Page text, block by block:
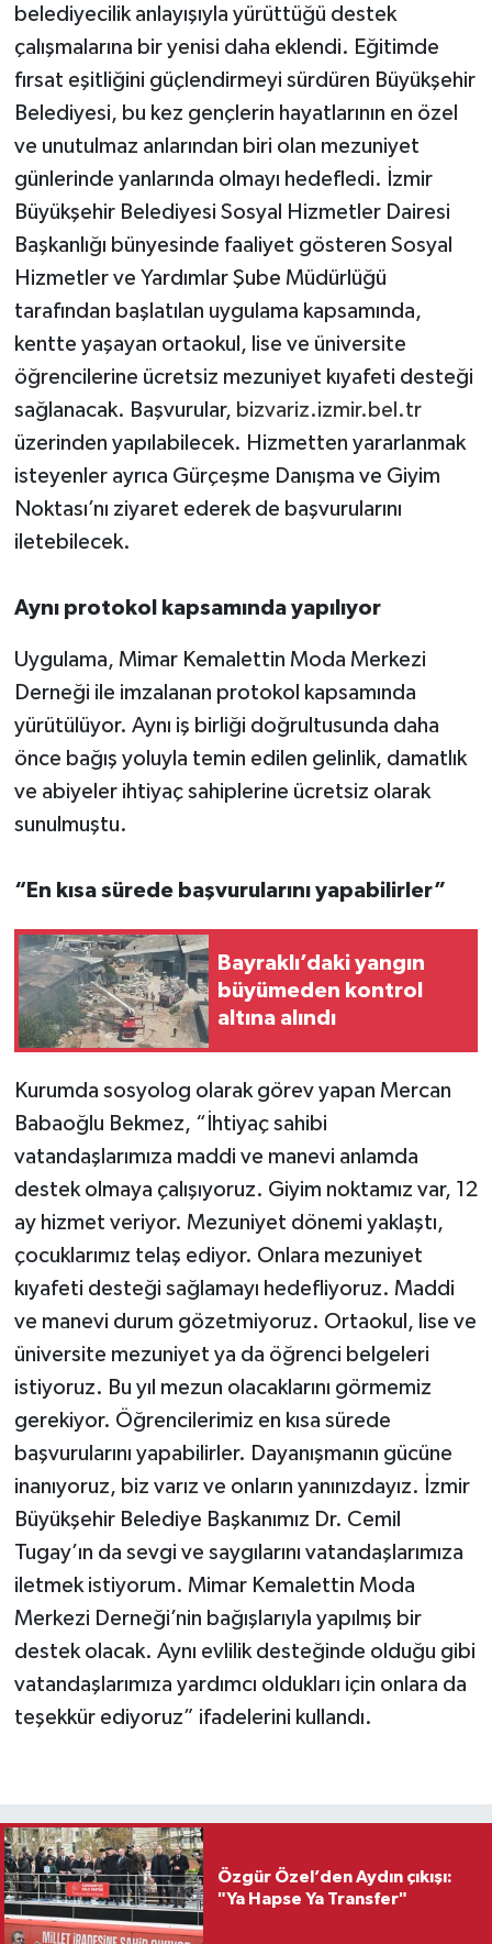
belediyecilik anlayışıyla yürüttüğü destek
çalışmalarına bir yenisi daha eklendi. Eğitimde
fırsat eşitliğini güçlendirmeyi sürdüren Büyükşehir
Belediyesi, bu kez gençlerin hayatlarının en özel
ve unutulmaz anlarından biri olan mezuniyet
günlerinde yanlarında olmayı hedefledi. İzmir
Büyükşehir Belediyesi Sosyal Hizmetler Dairesi
Başkanlığı bünyesinde faaliyet gösteren Sosyal
Hizmetler ve Yardımlar Şube Müdürlüğü
tarafından başlatılan uygulama kapsamında,
kentte yaşayan ortaokul, lise ve üniversite
öğrencilerine ücretsiz mezuniyet kıyafeti desteği
sağlanacak. Başvurular, bizvariz.izmir.bel.tr
üzerinden yapılabilecek. Hizmetten yararlanmak
isteyenler ayrıca Gürçeşme Danışma ve Giyim
Noktası’nı ziyaret ederek de başvurularını
iletebilecek.
Aynı protokol kapsamında yapılıyor
Uygulama, Mimar Kemalettin Moda Merkezi
Derneği ile imzalanan protokol kapsamında
yürütülüyor. Aynı iş birliği doğrultusunda daha
önce bağış yoluyla temin edilen gelinlik, damatlık
ve abiyeler ihtiyaç sahiplerine ücretsiz olarak
sunulmuştu.
“En kısa sürede başvurularını yapabilirler”
Bayraklı’daki yangın
büyümeden kontrol
altına alındı
Kurumda sosyolog olarak görev yapan Mercan
Babaoğlu Bekmez, “İhtiyaç sahibi
vatandaşlarımıza maddi ve manevi anlamda
destek olmaya çalışıyoruz. Giyim noktamız var, 12
ay hizmet veriyor. Mezuniyet dönemi yaklaştı,
çocuklarımız telaş ediyor. Onlara mezuniyet
kıyafeti desteği sağlamayı hedefliyoruz. Maddi
ve manevi durum gözetmiyoruz. Ortaokul, lise ve
üniversite mezuniyet ya da öğrenci belgeleri
istiyoruz. Bu yıl mezun olacaklarını görmemiz
gerekiyor. Öğrencilerimiz en kısa sürede
başvurularını yapabilirler. Dayanışmanın gücüne
inanıyoruz, biz varız ve onların yanınızdayız. İzmir
Büyükşehir Belediye Başkanımız Dr. Cemil
Tugay’ın da sevgi ve saygılarını vatandaşlarımıza
iletmek istiyorum. Mimar Kemalettin Moda
Merkezi Derneği’nin bağışlarıyla yapılmış bir
destek olacak. Aynı evlilik desteğinde olduğu gibi
vatandaşlarımıza yardımcı oldukları için onlara da
teşekkür ediyoruz” ifadelerini kullandı.
Özgür Özel’den Aydın çıkışı:
"Ya Hapse Ya Transfer"